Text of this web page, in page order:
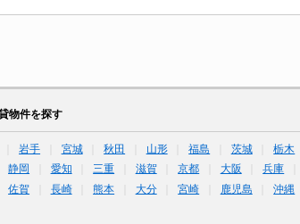
物件を探す
岩手 宮城 秋田 山形 福島 茨城 栃木
静岡 愛知 三重 滋賀 京都 大阪 兵庫
佐賀 長崎 熊本 大分 宮崎 鹿児島 沖縄